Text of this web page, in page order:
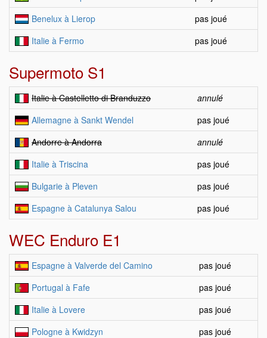
Benelux à Lierop
pas joué
Italie à Fermo
pas joué
Supermoto S1
Italie à Castelletto di Branduzzo
annulé
Allemagne à Sankt Wendel
pas joué
Andorre à Andorra
annulé
Italie à Triscina
pas joué
Bulgarie à Pleven
pas joué
Espagne à Catalunya Salou
pas joué
WEC Enduro E1
Espagne à Valverde del Camino
pas joué
Portugal à Fafe
pas joué
Italie à Lovere
pas joué
Pologne à Kwidzyn
pas joué